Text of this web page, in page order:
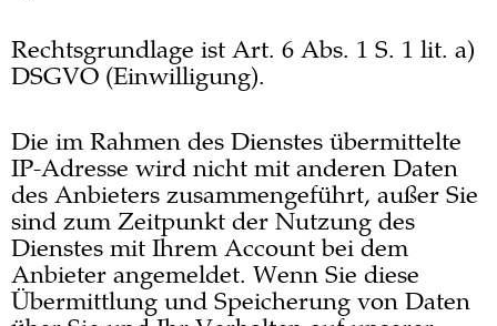
Rechtsgrundlage ist Art. 6 Abs. 1 S. 1 lit. a)
DSGVO (Einwilligung).
Die im Rahmen des Dienstes übermittelte
IP-Adresse wird nicht mit anderen Daten
des Anbieters zusammengeführt, außer Sie
sind zum Zeitpunkt der Nutzung des
Dienstes mit Ihrem Account bei dem
Anbieter angemeldet. Wenn Sie diese
Übermittlung und Speicherung von Daten